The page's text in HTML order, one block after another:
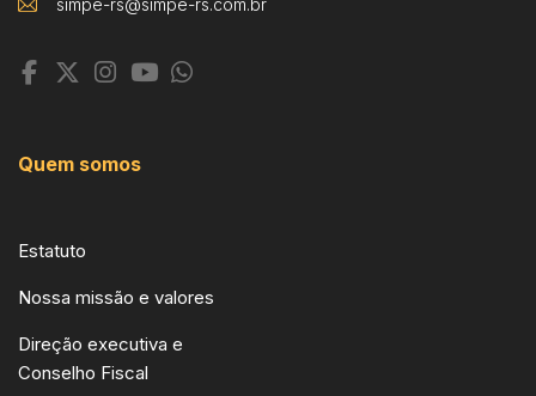
Quem somos
Estatuto
Nossa missão e valores
Direção executiva e
Conselho Fiscal